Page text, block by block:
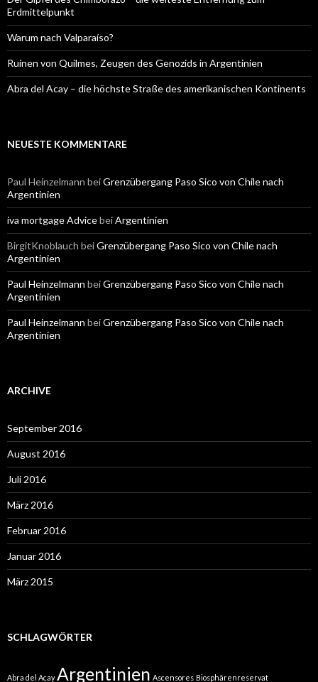
Erdmittelpunkt
Warum nach Valparaíso?
Ruinen von Quilmes, Zeugen des Genozids in Argentinien
Abra del Acay – die höchste Straße des amerikanischen Kontinents
NEUESTE KOMMENTARE
Paul Heinzelmann beiGrenzübergang Paso Sico von Chile nach
Argentinien
iva mortgage AdvicebeiArgentinien
BirgitKnoblauch beiGrenzübergang Paso Sico von Chile nach
Argentinien
Paul Heinzelmann beiGrenzübergang Paso Sico von Chile nach
Argentinien
Paul Heinzelmann beiGrenzübergang Paso Sico von Chile nach
Argentinien
ARCHIVE
September 2016
August 2016
Juli 2016
März 2016
Februar 2016
Januar 2016
März 2015
SCHLAGWÖRTER
Abra del Acay Argentinien Ascensores Biosphärenreservat